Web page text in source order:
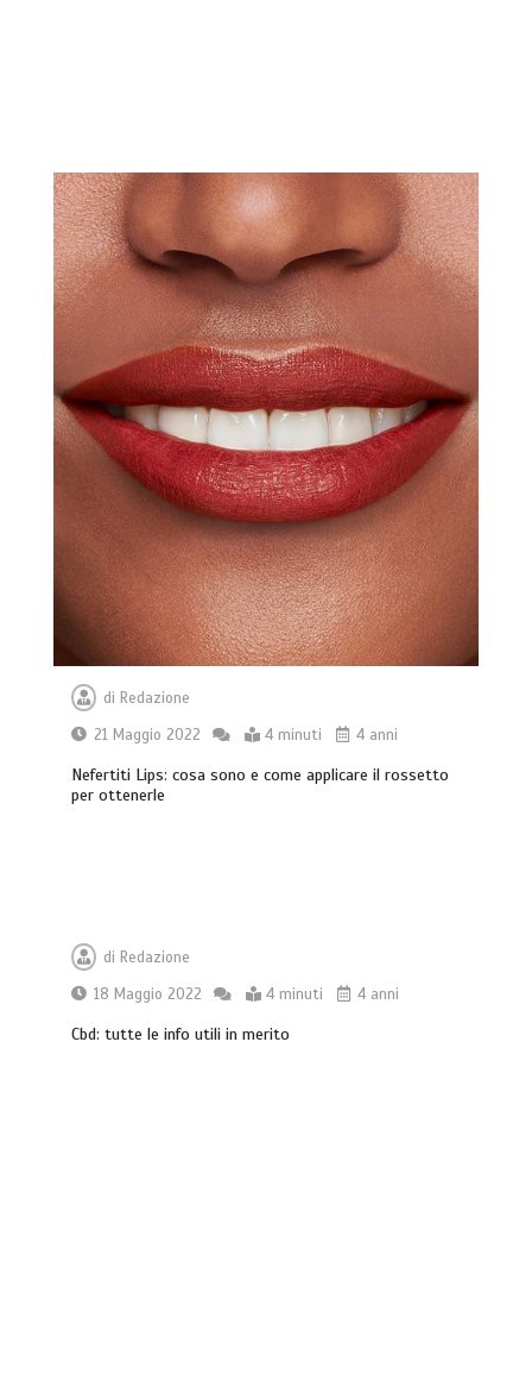
di Redazione
21 Maggio 2022
4 minuti 4 anni
Nefertiti Lips: cosa sono e come applicare il rossetto
per ottenerle
di Redazione
18 Maggio 2022
4 minuti 4 anni
Cbd: tutte le info utili in merito